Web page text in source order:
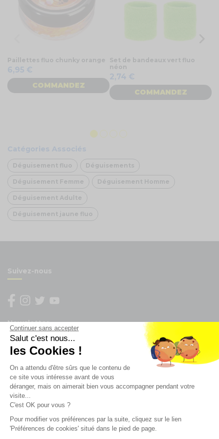
Continuer sans accepter
Salut c'est nous...
les Cookies !
On a attendu d'être sûrs que le contenu de
ce site vous intéresse avant de vous
déranger, mais on aimerait bien vous accompagner pendant votre
visite...
C'est OK pour vous ?
Pour modifier vos préférences par la suite, cliquez sur le lien
'Préférences de cookies' situé dans le pied de page.
Paillettes fluo chunky orange
6,95 €
COMMANDEZ
Set de bandeaux vert fluo
néon
2,74 €
COMMANDEZ
Catégories Associés
Déguisement fluo Déguisements
Déguisement Femme Déguisement Homme
Déguisement Adulte
Déguisement jaune fluo
Suivez-nous
Newsletter
Enregistrez vous à la newsletter
Restez à l'actualité sur nos produits et les offres du
moment
NOS SERVICES